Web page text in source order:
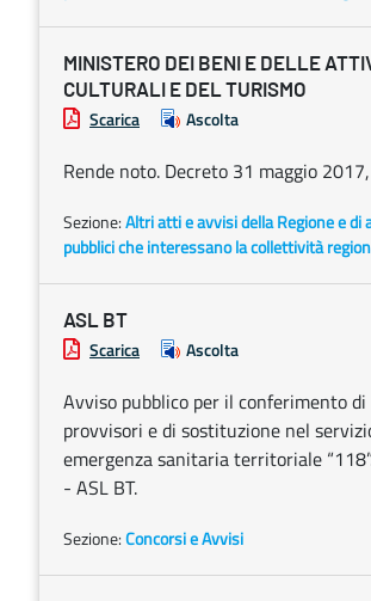
MINISTERO DEI BENI E DELLE
CULTURALI E DEL TURISMO
Scarica Ascolta
Rende noto. Decreto 31 maggio
Sezione:Altri atti e avvisi della Regione e di
pubblici che interessano la collettività
ASL BT
Scarica Ascolta
Avviso pubblico per il conferimento
provvisori e di sostituzione nel
emergenza sanitaria territoriale
- ASL BT.
Sezione:Concorsi e Avvisi